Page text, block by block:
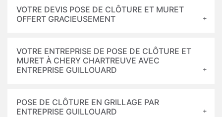
VOTRE DEVIS POSE DE CLÔTURE ET MURET
OFFERT GRACIEUSEMENT
VOTRE ENTREPRISE DE POSE DE CLÔTURE ET
MURET À CHERY CHARTREUVE AVEC
ENTREPRISE GUILLOUARD
POSE DE CLÔTURE EN GRILLAGE PAR
ENTREPRISE GUILLOUARD